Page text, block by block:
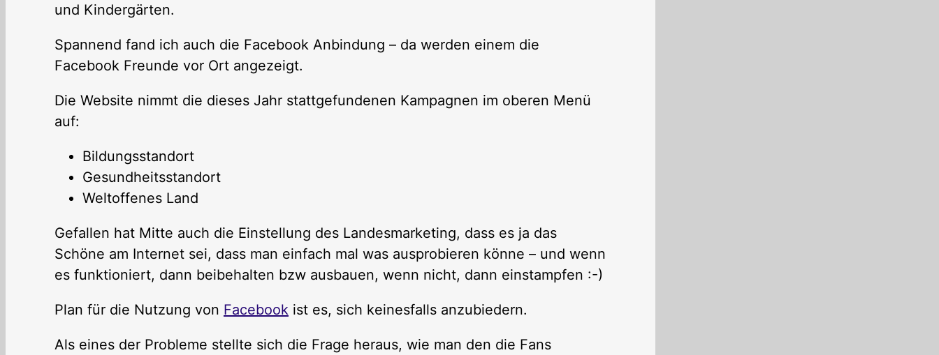
und Kindergärten.
Spannend fand ich auch die Facebook Anbindung – da werden einem die
Facebook Freunde vor Ort angezeigt.
Die Website nimmt die dieses Jahr stattgefundenen Kampagnen im oberen Menü
auf:
Bildungsstandort
Gesundheitsstandort
Weltoffenes Land
Gefallen hat Mitte auch die Einstellung des Landesmarketing, dass es ja das
Schöne am Internet sei, dass man einfach mal was ausprobieren könne – und wenn
es funktioniert, dann beibehalten bzw ausbauen, wenn nicht, dann einstampfen :-)
Plan für die Nutzung von Facebook ist es, sich keinesfalls anzubiedern.
Als eines der Probleme stellte sich die Frage heraus, wie man den die Fans